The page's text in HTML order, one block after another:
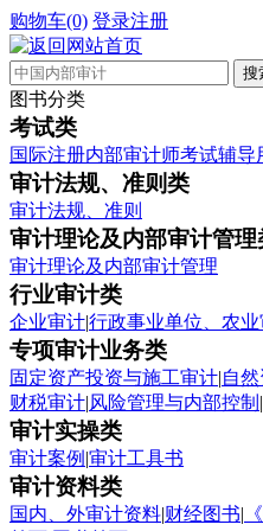
购物车(0) 登录注册
图书分类
考试类
国际注册内部审计师考试辅导
审计法规、准则类
审计法规、准则
审计理论及内部审计管理
审计理论及内部审计管理
行业审计类
企业审计|行政事业单位、农
专项审计业务类
固定资产投资与施工审计|自
财税审计|风险管理与内部控制 |
审计实操类
审计案例 |审计工具书
审计资料类
国内、外审计资料|财经图书|